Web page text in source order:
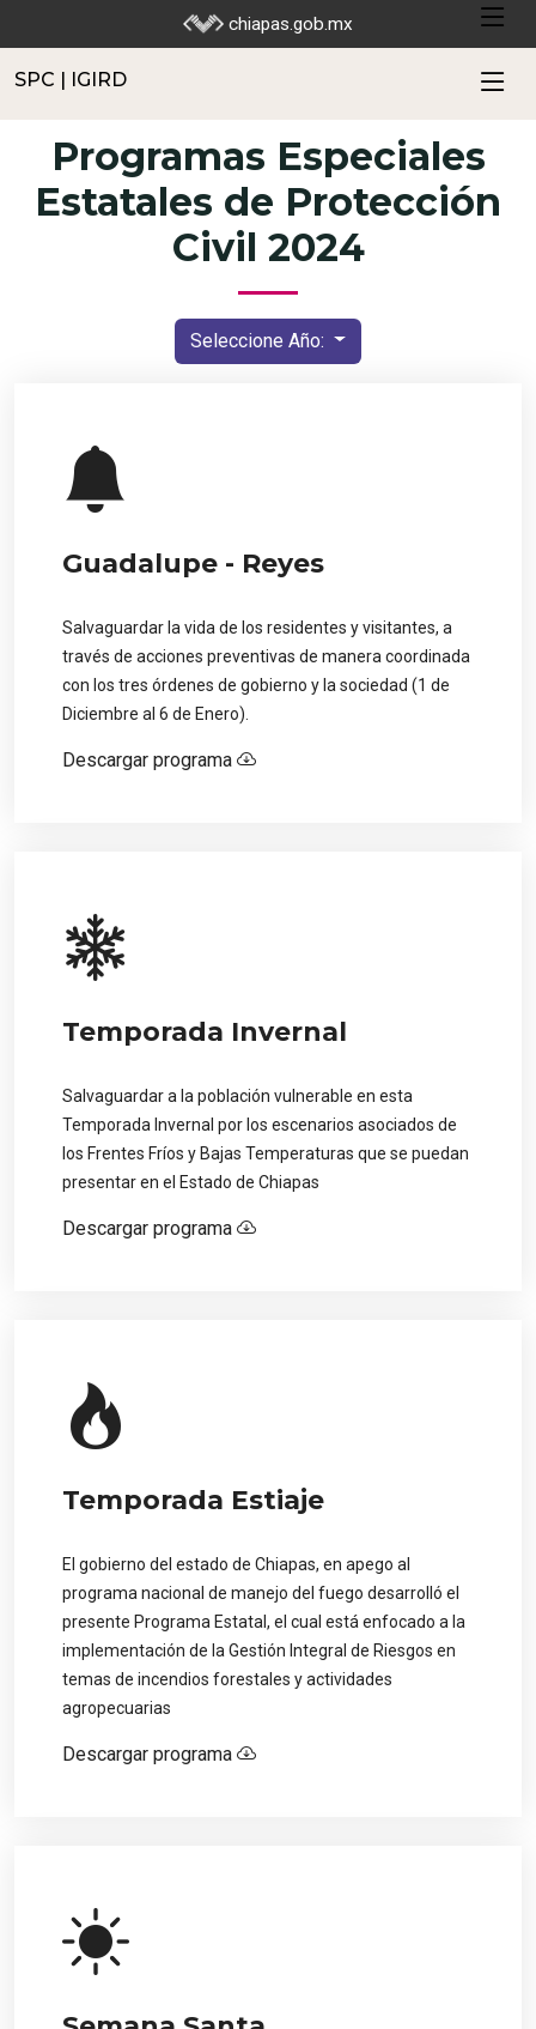
chiapas.gob.mx
SPC | IGIRD
Programas Especiales
Estatales de Protección
Civil 2024
Seleccione Año:
Guadalupe - Reyes
Salvaguardar la vida de los residentes y visitantes, a
través de acciones preventivas de manera coordinada
con los tres órdenes de gobierno y la sociedad (1 de
Diciembre al 6 de Enero).
Descargar programa
Temporada Invernal
Salvaguardar a la población vulnerable en esta
Temporada Invernal por los escenarios asociados de
los Frentes Fríos y Bajas Temperaturas que se puedan
presentar en el Estado de Chiapas
Descargar programa
Temporada Estiaje
El gobierno del estado de Chiapas, en apego al
programa nacional de manejo del fuego desarrolló el
presente Programa Estatal, el cual está enfocado a la
implementación de la Gestión Integral de Riesgos en
temas de incendios forestales y actividades
agropecuarias
Descargar programa